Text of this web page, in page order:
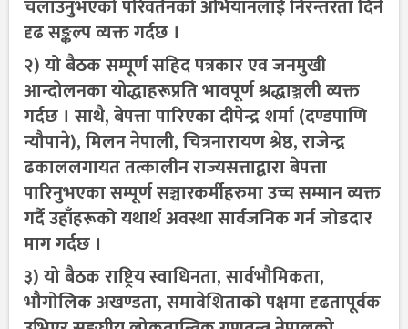
चलाउनुभएको परिवर्तनको अभियानलाई निरन्तरता दिने
दृढ सङ्कल्प व्यक्त गर्दछ ।
२) यो बैठक सम्पूर्ण सहिद पत्रकार एव जनमुखी
आन्दोलनका योद्धाहरूप्रति भावपूर्ण श्रद्धाञ्जली व्यक्त
गर्दछ । साथै, बेपत्ता पारिएका दीपेन्द्र शर्मा (दण्डपाणि
न्यौपाने), मिलन नेपाली, चित्रनारायण श्रेष्ठ, राजेन्द्र
ढकाललगायत तत्कालीन राज्यसत्ताद्वारा बेपत्ता
पारिनुभएका सम्पूर्ण सञ्चारकर्मीहरुमा उच्च सम्मान व्यक्त
गर्दै उहाँहरूको यथार्थ अवस्था सार्वजनिक गर्न जोडदार
माग गर्दछ ।
३) यो बैठक राष्ट्रिय स्वाधिनता, सार्वभौमिकता,
भौगोलिक अखण्डता, समावेशिताको पक्षमा दृढतापूर्वक